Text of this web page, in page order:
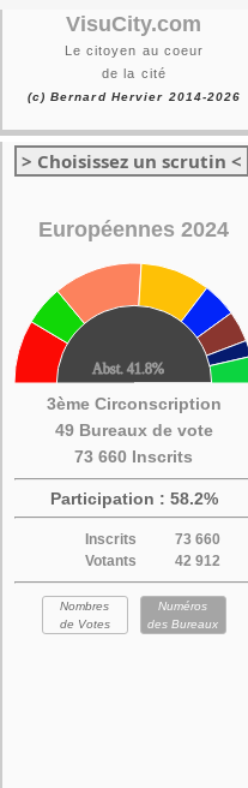
VisuCity.com
Le citoyen au coeur
de la cité
(c) Bernard Hervier 2014-2026
> Choisissez un scrutin <
Européennes 2024
3ème Circonscription
49 Bureaux de vote
73 660 Inscrits
Participation : 58.2%
Inscrits
73 660
Votants
42 912
Nombres
de Votes
Numéros
des Bureaux